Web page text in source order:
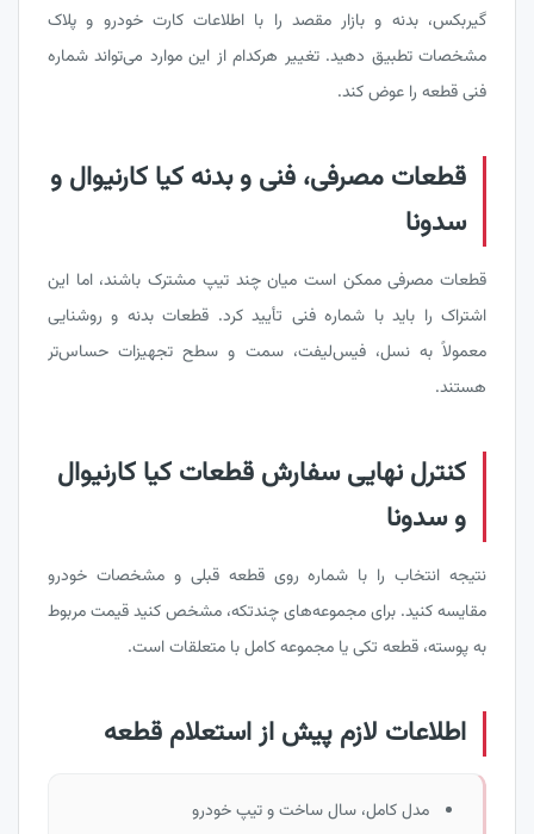
گیربکس، بدنه و بازار مقصد را با اطلاعات کارت خودرو و پلاک
مشخصات تطبیق دهید. تغییر هرکدام از این موارد می‌تواند شماره
فنی قطعه را عوض کند.
قطعات مصرفی، فنی و بدنه کیا کارنیوال و
سدونا
قطعات مصرفی ممکن است میان چند تیپ مشترک باشند، اما این
اشتراک را باید با شماره فنی تأیید کرد. قطعات بدنه و روشنایی
معمولاً به نسل، فیس‌لیفت، سمت و سطح تجهیزات حساس‌تر
هستند.
کنترل نهایی سفارش قطعات کیا کارنیوال
و سدونا
نتیجه انتخاب را با شماره روی قطعه قبلی و مشخصات خودرو
مقایسه کنید. برای مجموعه‌های چندتکه، مشخص کنید قیمت مربوط
به پوسته، قطعه تکی یا مجموعه کامل با متعلقات است.
اطلاعات لازم پیش از استعلام قطعه
مدل کامل، سال ساخت و تیپ خودرو